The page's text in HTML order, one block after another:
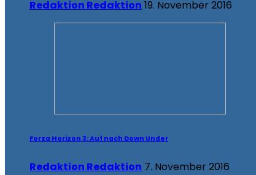
Redaktion Redaktion 19. November 2016
Forza Horizon 3: Auf nach Down Under
Redaktion Redaktion 7. November 2016